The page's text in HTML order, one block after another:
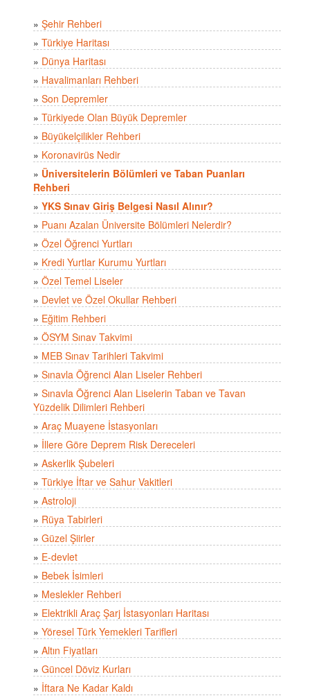
» Şehir Rehberi
» Türkiye Haritası
» Dünya Haritası
» Havalimanları Rehberi
» Son Depremler
» Türkiyede Olan Büyük Depremler
» Büyükelçilikler Rehberi
» Koronavirüs Nedir
» Üniversitelerin Bölümleri ve Taban Puanları
Rehberi
» YKS Sınav Giriş Belgesi Nasıl Alınır?
» Puanı Azalan Üniversite Bölümleri Nelerdir?
» Özel Öğrenci Yurtları
» Kredi Yurtlar Kurumu Yurtları
» Özel Temel Liseler
» Devlet ve Özel Okullar Rehberi
» Eğitim Rehberi
» ÖSYM Sınav Takvimi
» MEB Sınav Tarihleri Takvimi
» Sınavla Öğrenci Alan Liseler Rehberi
» Sınavla Öğrenci Alan Liselerin Taban ve Tavan
Yüzdelik Dilimleri Rehberi
» Araç Muayene İstasyonları
» İllere Göre Deprem Risk Dereceleri
» Askerlik Şubeleri
» Türkiye İftar ve Sahur Vakitleri
» Astroloji
» Rüya Tabirleri
» Güzel Şiirler
» E-devlet
» Bebek İsimleri
» Meslekler Rehberi
» Elektrikli Araç Şarj İstasyonları Haritası
» Yöresel Türk Yemekleri Tarifleri
» Altın Fiyatları
» Güncel Döviz Kurları
» İftara Ne Kadar Kaldı